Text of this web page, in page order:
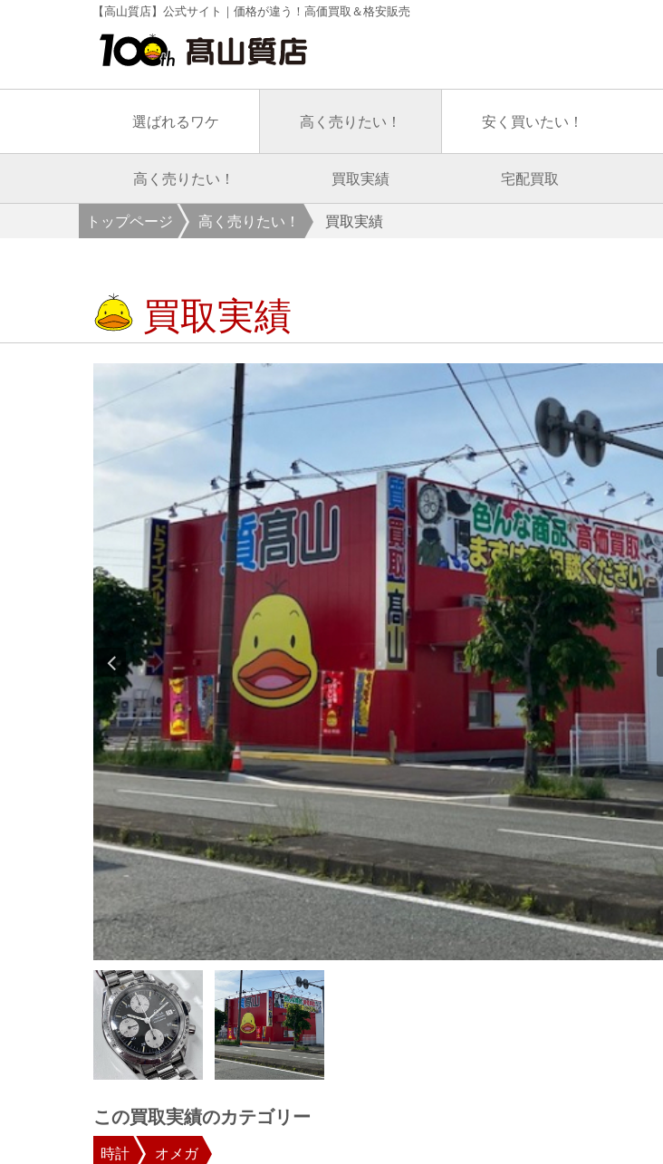
【高山質店】公式サイト｜価格が違う！高価買取＆格安販売
選ばれるワケ 高く売りたい！ 安く買いたい！
高く売りたい！ 買取実績 宅配買取
トップページ 高く売りたい！ 買取実績
買取実績
この買取実績のカテゴリー
時計 オメガ